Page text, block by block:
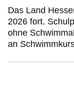
Das Land
2026 fort.
ohne
an